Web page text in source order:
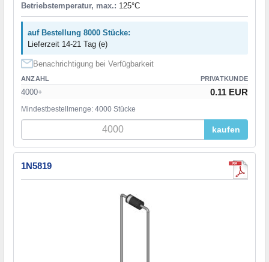
Betriebstemperatur, max.: 125°C
auf Bestellung 8000 Stücke:
Lieferzeit 14-21 Tag (e)
Benachrichtigung bei Verfügbarkeit
ANZAHL PRIVATKUNDE
4000+ 0.11 EUR
Mindestbestellmenge: 4000 Stücke
kaufen
1N5819